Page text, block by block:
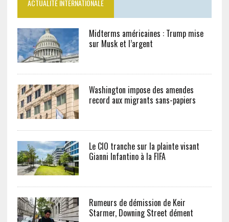
ACTUALITÉ INTERNATIONALE
Midterms américaines : Trump mise
sur Musk et l’argent
Washington impose des amendes
record aux migrants sans-papiers
Le CIO tranche sur la plainte visant
Gianni Infantino à la FIFA
Rumeurs de démission de Keir
Starmer, Downing Street dément